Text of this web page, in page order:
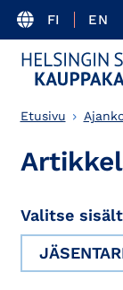
FI EN
Etusivu
Valitse